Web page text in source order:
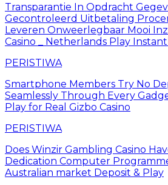
Transparantie In Opdracht
Gecontroleerd Uitbetaling
Leveren Onweerlegbaar Mooi
Casino _ Netherlands Play
PERISTIWA
Smartphone Members Try No
Seamlessly Through Every
Play for Real Gizbo Casino
PERISTIWA
Does Winzir Gambling Casino
Dedication Computer
Australian market Deposit & Play